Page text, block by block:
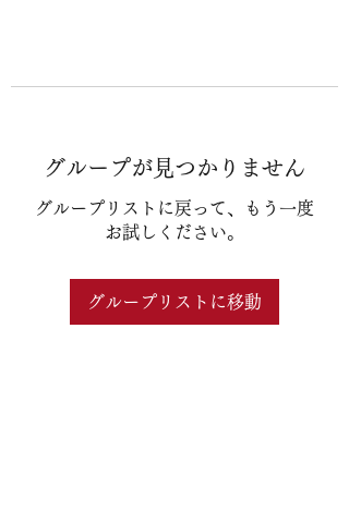
グループが見つかりません
グループリストに戻って、もう一度
お試しください。
グループリストに移動